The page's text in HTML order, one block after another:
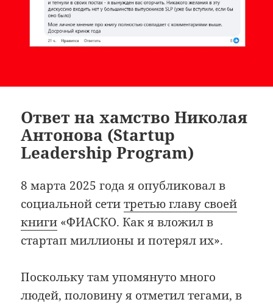
Ответ на хамство Николая
Антонова (Startup
Leadership Program)
8 марта 2025 года я опубликовал в
социальной сетитретью главу своей
книги «ФИАСКО. Как я вложил в
стартап миллионы и потерял их».
Поскольку там упомянуто много
людей, половину я отметил тегами, в